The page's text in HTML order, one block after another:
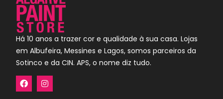
Há 10 anos a trazer cor e qualidade à sua casa. Lojas
em Albufeira, Messines e Lagos, somos parceiros da
Sotinco e da CIN. APS, o nome diz tudo.